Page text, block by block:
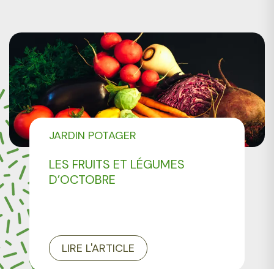
LES FRUITS ET LÉGUMES
D’OCTOBRE
JARDIN POTAGER
LIRE L'ARTICLE